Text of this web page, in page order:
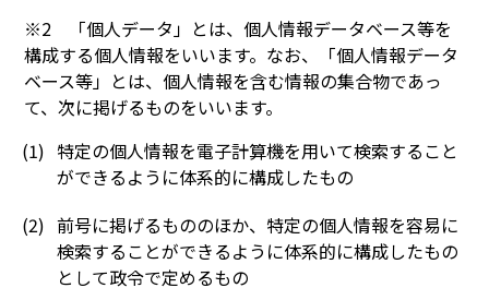
※2 「個人データ」とは、個人情報データベース等を
構成する個人情報をいいます。なお、「個人情報データ
ベース等」とは、個人情報を含む情報の集合物であっ
て、次に掲げるものをいいます。
特定の個人情報を電子計算機を用いて検索すること
ができるように体系的に構成したもの
前号に掲げるもののほか、特定の個人情報を容易に
検索することができるように体系的に構成したもの
として政令で定めるもの